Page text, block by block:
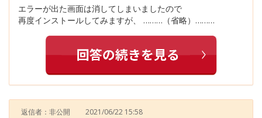
エラーが出た画面は消してしまいましたので
再度インストールしてみますが、 ………（省略）………
返信者：非公開 2021/06/22 15:58